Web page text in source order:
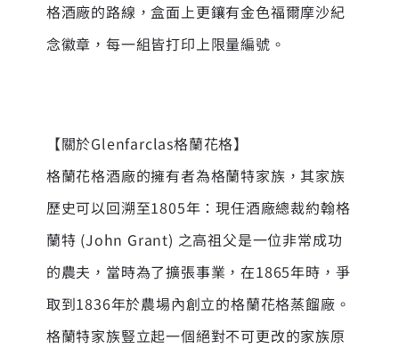
格酒廠的路線，盒面上更鑲有金色福爾摩沙紀
念徽章，每一組皆打印上限量編號。
【關於Glenfarclas格蘭花格】
格蘭花格酒廠的擁有者為格蘭特家族，其家族
歷史可以回溯至1805年：現任酒廠總裁約翰格
蘭特 (John Grant) 之高祖父是一位非常成功
的農夫，當時為了擴張事業，在1865年時，爭
取到1836年於農場內創立的格蘭花格蒸餾廠。
格蘭特家族豎立起一個絕對不可更改的家族原